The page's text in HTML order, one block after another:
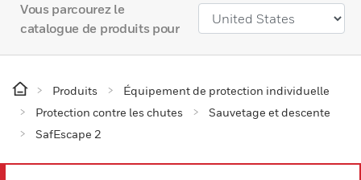
Vous parcourez le
catalogue de produits pour
Produits
Équipement de protection individuelle
Protection contre les chutes
Sauvetage et descente
SafEscape 2